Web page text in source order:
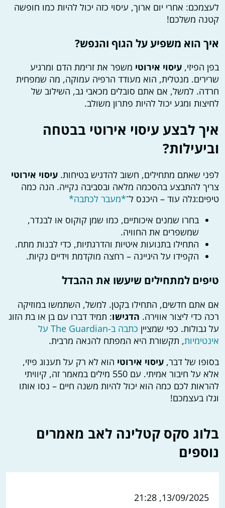
לעצמכם: אחרי יום ארוך, עיסוי כזה יכול להיות כמו חופשה
קטנה משלכם!
איך הוא משפיע על הגוף והנפש?
בפן הפיזי, עיסוי אירוטי משפר את זרימת הדם ומרגיע
שרירים. מנטלית, הוא מעודד הרפיה עמוקה, מה שמפחית
חרדה. למשל, אם אתם סובלים מכאבי גב, השילוב של
לחיצות ומגע יכול להיות פתרון משולב.
איך לבצע עיסוי אירוטי בבטחה
וביעילות?
לפני שאתם מתחילים, חשוב להדגיש בטיחות. עיסוי אירוטי
צריך להתבצע בהסכמה מלאה ובסביבה נקייה. הנה כמה
טיפים:גלה עוד – היכנס ל־*מעבר לכתבה*
בחרו שמנים איכותיים, כמו שמן קוקוס או לבנדר,
שמשפרים את החוויה.
התחילו בתנועות איטיות והדרגתיות, כדי לבנות מתח.
הקפידו על היגיינה – רחצה מוקדמת וידיים נקיות.
טיפים למתחילים שיעשו את ההבדל
אם אתם חדשים, התחילו בקטן. למשל, השתמשו במוזיקה
רכה כדי ליצור אווירה. הדגישו: תמיד דברו עם בן או בת הזוג
על גבולות. כפי שמציין
כתבה ב-The Guardian על
אינטימיות, תקשורת היא המפתח להנאה מרבית.
בסופו של דבר, עיסוי אירוטי הוא לא רק על תענוג פיזי,
אלא על חיבור אמיתי. עם 550 מילים במאמר זה, קיוויתי
להראות לכם כמה הוא יכול להיות משנה חיים – נסו אותו
וגלו בעצמכם!
בלוג סקס קטלינה לאב מאמרים
נוספים
13/09/2025, 21:28